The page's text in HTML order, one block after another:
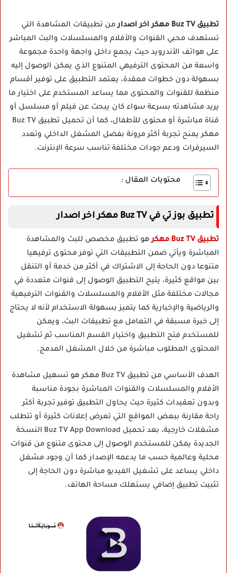
تطبيق Buz TV مهكر اخر اصدار
من تطبيقات المشاهدة التي
تستهدف محبي القنوات والأفلام والمسلسلات والبث المباشر
على هواتف الأندرويد حيث يجمع داخل واجهة واحدة مجموعة
واسعة من المحتوى الترفيهي المتنوع الذي يمكن الوصول إليه
بسهولة دون خطوات معقدة، يعتمد التطبيق على توفير أقسام
منظمة للقنوات والمحتوى مما يساعد المستخدم على اختيار ما
يريد مشاهدته بسرعة سواء كان يبحث عن فيلم أو مسلسل أو
قناة مباشرة أو محتوى للأطفال، كما أن تحميل تطبيق Buz TV
مهكر يمنح تجربة أكثر مرونة بفضل المشغل الداخلي وتعدد
السيرفرات ودعم جودات مختلفة تناسب سرعة الإنترنت.
محتويات المقال :
تطبيق بوز تي في Buz TV مهكر اخر اصدار
تطبيق Buz TV مهكر
هو تطبيق مخصص للبث والمشاهدة
المباشرة ويأتي ضمن التطبيقات التي توفر محتوى ترفيهيا
متنوعا دون الحاجة إلى الاشتراك في أكثر من خدمة أو التنقل
بين مواقع كثيرة، يتيح التطبيق الوصول إلى قنوات متعددة في
مجالات مختلفة مثل الأفلام والمسلسلات والقنوات الترفيهية
والرياضية والإخبارية كما يتميز بسهولة الاستخدام لأنه لا يحتاج
إلى خبرة مسبقة في التعامل مع تطبيقات البث، ويمكن
للمستخدم فتح التطبيق واختيار القسم المناسب ثم تشغيل
المحتوى المطلوب مباشرة من خلال المشغل المدمج.
الهدف الأساسي من تطبيق Buz TV مهكر هو تسهيل مشاهدة
الأفلام والمسلسلات والقنوات المباشرة بجودة مناسبة
وبدون تعقيدات كثيرة حيث يحاول التطبيق توفير تجربة أكثر
راحة مقارنة ببعض المواقع التي تعرض إعلانات كثيرة أو تتطلب
مشغلات خارجية، بعد تحميل Buz TV App Download النسخة
الجديدة يمكن للمستخدم الوصول إلى محتوى متنوع من قنوات
محلية وعالمية حسب ما يدعمه الإصدار كما أن وجود مشغل
داخلي يساعد على تشغيل الفيديو مباشرة دون الحاجة إلى
تثبيت تطبيق إضافي يستهلك مساحة الهاتف.